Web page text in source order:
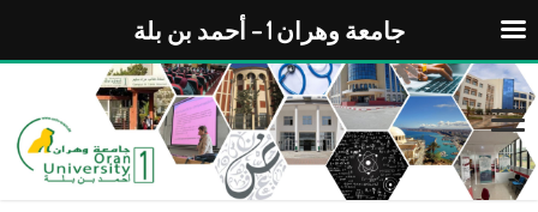
جامعة وهران 1 – أحمد بن بلة